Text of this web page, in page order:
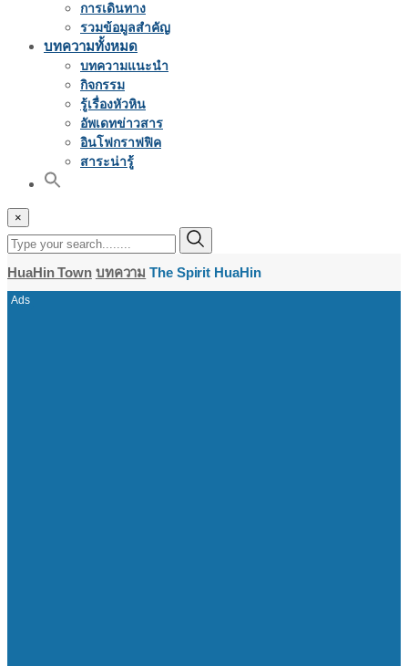
การเดินทาง
รวมข้อมูลสำคัญ
บทความทั้งหมด
บทความแนะนำ
กิจกรรม
รู้เรื่องหัวหิน
อัพเดทข่าวสาร
อินโฟกราฟฟิค
สาระน่ารู้
×
HuaHin Town บทความ The Spirit HuaHin